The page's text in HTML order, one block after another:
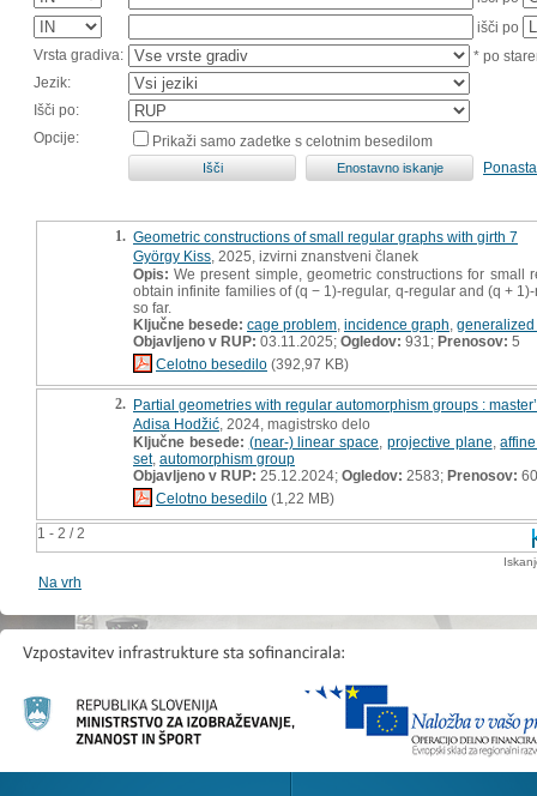
išči po
Vrsta gradiva:
* po
Jezik:
Išči po:
Opcije:
Prikaži samo zadetke s celotnim besedilom
1 - 2 / 2
1. Geometric constructions of small regular graphs with girth 7
György Kiss , 2025, izvirni znanstveni članek
Opis: We present simple, geometric constructions for
obtain infinite families of (q − 1)-regular, q-regular and (q +
so far.
Ključne besede: cage problem incidence graph
Objavljeno v RUP: 03.11.2025; Ogledov: 931; Prenosov: 5
Celotno besedilo (392,97 KB)
2. Partial geometries with regular automorphism groups :
Adisa Hodžić , 2024, magistrsko delo
Ključne besede: (near-) linear space projective plane ,
set, automorphism group
Objavljeno v RUP: 25.12.2024; Ogledov: 2583; Prenosov: 60
Celotno besedilo (1,22 MB)
Na vrh